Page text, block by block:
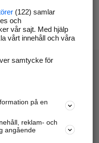
mm.
(122) samlar
och
vår sajt. Med hjälp
vårt innehåll och våra
samtycke för
på en
reklam- och
angående